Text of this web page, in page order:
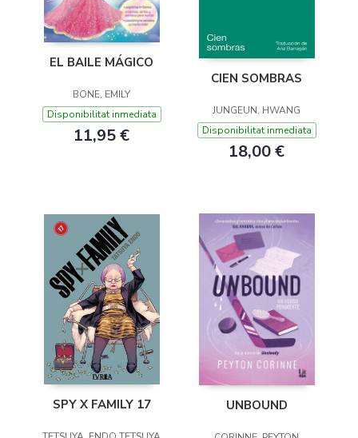
EL BAILE MÁGICO
BONE, EMILY
Disponibilitat inmediata
11,95 €
CIEN SOMBRAS
JUNGEUN, HWANG
Disponibilitat inmediata
18,00 €
SPY X FAMILY 17 UNBOUND